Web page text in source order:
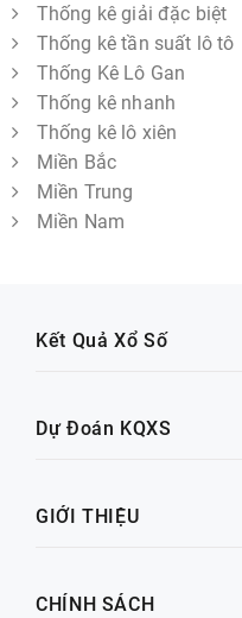
Thống kê giải đặc biệt
Thống kê tần suất lô tô
Thống Kê Lô Gan
Thống kê nhanh
Thống kê lô xiên
Miền Bắc
Miền Trung
Miền Nam
Kết Quả Xổ Số
Dự Đoán KQXS
GIỚI THIỆU
CHÍNH SÁCH